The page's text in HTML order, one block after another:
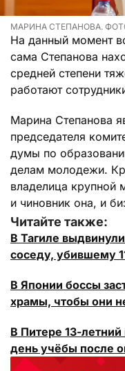
МАРИНА СТЕПАНОВА.
На данный момент
сама Степанова
средней степени
работают
Марина Степанова
председателя
думы по
делам молодежи.
владелица
и чиновник она, и
Читайте также:
В Тагиле
соседу, убившему
В Японии боссы
храмы, чтобы они
В Питере 13-
день учёбы после